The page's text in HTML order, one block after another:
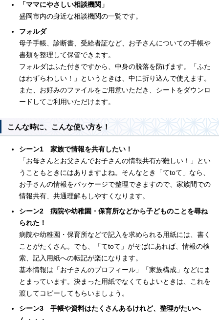
「ママにやさしい相談機関」
盛岡市内の身近な相談機関の一覧です。
フォルダ
母子手帳、診断書、受給者証など、お子さんについての手帳や
書類を整理して保管できます。
フォルダはふた付きですから、中身の脱落を防げます。「ふた
はわずらわしい！」というときは、中に折り込んで使えます。
また、お好みのファイルをご用意いただき、シートをダウンロ
ードしてご利用いただけます。
こんな時に、こんな使い方を！
シーン1 家族で情報を共有したい！
「お母さんとお父さんでお子さんの情報共有が難しい！」とい
うこともときにはありますよね。そんなとき「てtoて」なら、
お子さんの情報をパッケージで整理できますので、家族間での
情報共有、共通理解もしやすくなります。
シーン2 病院や幼稚園・保育所などから子どものことを尋ね
られた！
病院や幼稚園・保育所などで記入を求められる用紙には、書く
ことがたくさん。でも、「てtoて」がそばにあれば、情報の検
索、記入用紙への転記が楽になります。
基本情報は「お子さんのプロフィール」「家族構成」などにま
とまっています。決まった用紙でなくてもよいときは、これを
渡してコピーしてもらいましょう。
シーン3 手帳や資料はたくさんあるけれど、整理がたいへ